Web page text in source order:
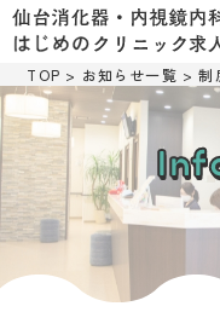
TOP > お知らせ一覧 >制